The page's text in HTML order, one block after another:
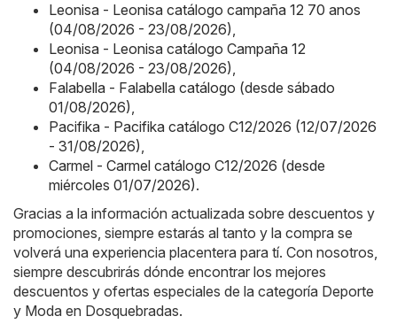
Leonisa - Leonisa catálogo campaña 12 70 anos
(04/08/2026 - 23/08/2026),
Leonisa - Leonisa catálogo Campaña 12
(04/08/2026 - 23/08/2026),
Falabella - Falabella catálogo (desde sábado
01/08/2026),
Pacifika - Pacifika catálogo C12/2026 (12/07/2026
- 31/08/2026),
Carmel - Carmel catálogo C12/2026 (desde
miércoles 01/07/2026).
Gracias a la información actualizada sobre descuentos y
promociones, siempre estarás al tanto y la compra se
volverá una experiencia placentera para tí. Con nosotros,
siempre descubrirás dónde encontrar los mejores
descuentos y ofertas especiales de la categoría Deporte
y Moda en Dosquebradas.